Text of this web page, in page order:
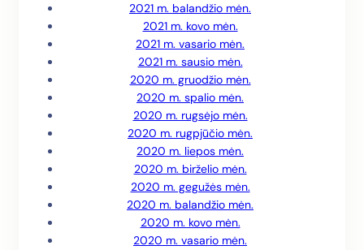
2021 m. balandžio mėn.
2021 m. kovo mėn.
2021 m. vasario mėn.
2021 m. sausio mėn.
2020 m. gruodžio mėn.
2020 m. spalio mėn.
2020 m. rugsėjo mėn.
2020 m. rugpjūčio mėn.
2020 m. liepos mėn.
2020 m. birželio mėn.
2020 m. gegužės mėn.
2020 m. balandžio mėn.
2020 m. kovo mėn.
2020 m. vasario mėn.